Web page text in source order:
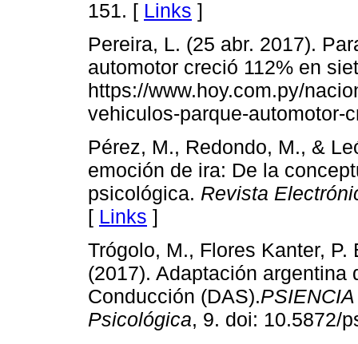
151. [ Links ]
Pereira, L. (25 abr. 2017).
automotor creció 112% en
https://www.hoy.com.py/
vehiculos-parque-automotor-
Pérez, M., Redondo, M., &
emoción de ira: De la
psicológica. Revista
[ Links ]
Trógolo, M., Flores Kanter,
(2017). Adaptación
Conducción (DAS).
Psicológica, 9. doi: 10.5872/